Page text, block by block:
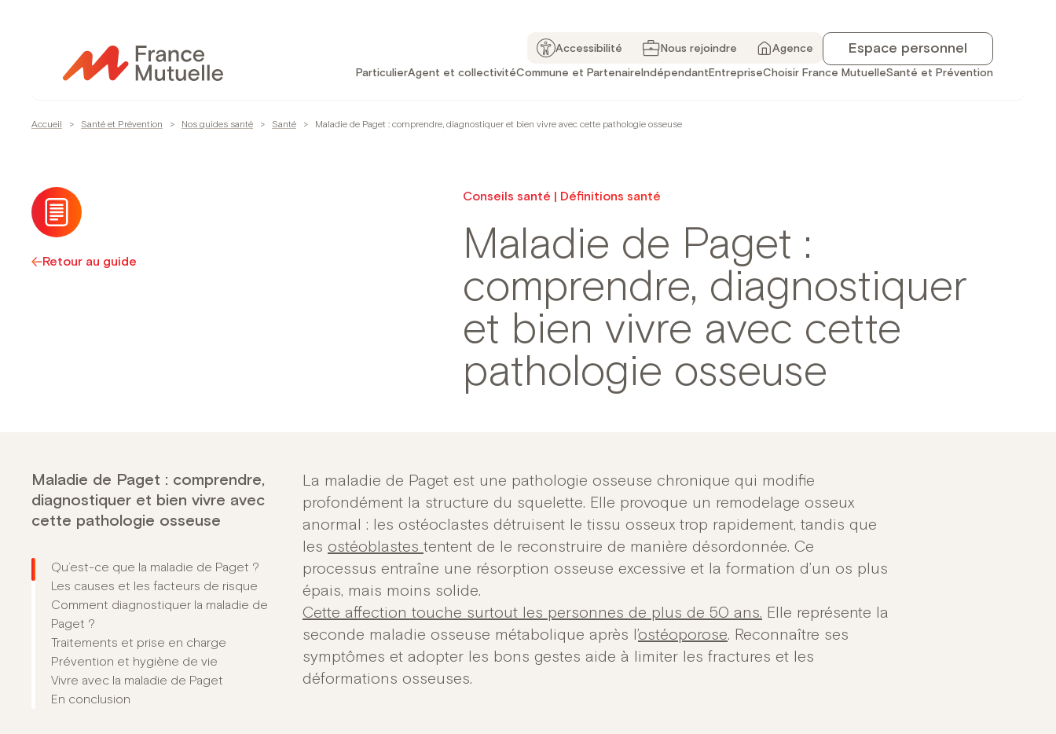
contenu
Accessibilité Nous rejoindre Agence Espace personnel
ParticulierAgent et collectivitéCommune et Partenaire Indépendant EntrepriseChoisir France MutuelleSanté et Prévention
Accueil > Santé et Prévention > Nos guides santé > Santé > Maladie de Paget : comprendre, diagnostiquer et bien vivre avec cette pathologie osseuse
Retour au guide
Conseils santé | Définitions santé
Maladie de Paget :
comprendre, diagnostiquer
et bien vivre avec cette
pathologie osseuse
Maladie de Paget : comprendre,
diagnostiquer et bien vivre avec
cette pathologie osseuse
Qu’est-ce que la maladie de Paget ?
Les causes et les facteurs de risque
Comment diagnostiquer la maladie de
Paget ?
Traitements et prise en charge
Prévention et hygiène de vie
Vivre avec la maladie de Paget
En conclusion
La maladie de Paget est une pathologie osseuse chronique qui modifie
profondément la structure du squelette. Elle provoque un remodelage osseux
anormal : les ostéoclastes détruisent le tissu osseux trop rapidement, tandis que
les ostéoblastes tentent de le reconstruire de manière désordonnée. Ce
processus entraîne une résorption osseuse excessive et la formation d’un os plus
épais, mais moins solide.
Cette affection touche surtout les personnes de plus de 50 ans. Elle représente la
seconde maladie osseuse métabolique après l’ostéoporose. Reconnaître ses
symptômes et adopter les bons gestes aide à limiter les fractures et les
déformations osseuses.